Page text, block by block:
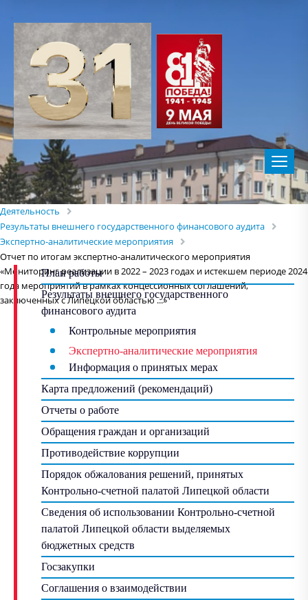
Деятельность
Результаты внешнего государственного финансового аудита
Экспертно-аналитические мероприятия
Отчет по итогам экспертно-аналитического мероприятия
«Мониторинг реализации в 2022 – 2023 годах и истекшем периоде 2024
года мероприятий в рамках концессионных соглашений,
заключенных с Липецкой областью ...»
План работы
Результаты внешнего государственного
финансового аудита
Контрольные мероприятия
Экспертно-аналитические мероприятия
Информация о принятых мерах
Карта предложений (рекомендаций)
Отчеты о работе
Обращения граждан и организаций
Противодействие коррупции
Порядок обжалования решений, принятых
Контрольно-счетной палатой Липецкой области
Сведения об использовании Контрольно-счетной
палатой Липецкой области выделяемых
бюджетных средств
Госзакупки
Соглашения о взаимодействии